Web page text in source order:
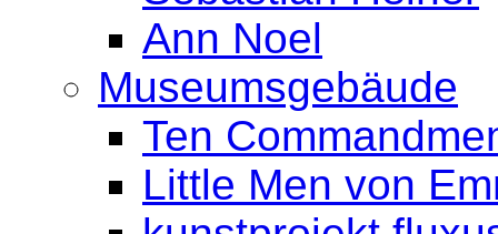
Ann Noel
Museumsgebäude
Ten
Little Men von